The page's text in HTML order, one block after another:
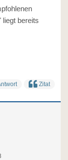
liegt bereits
Zitat